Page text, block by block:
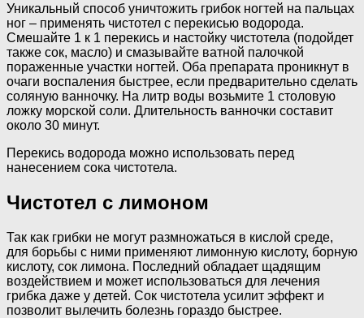
Уникальный способ уничтожить грибок ногтей на пальцах
ног – применять чистотел с перекисью водорода.
Смешайте 1 к 1 перекись и настойку чистотела (подойдет
также сок, масло) и смазывайте ватной палочкой
пораженные участки ногтей. Оба препарата проникнут в
очаги воспаления быстрее, если предварительно сделать
соляную ванночку. На литр воды возьмите 1 столовую
ложку морской соли. Длительность ванночки составит
около 30 минут.
Перекись водорода можно использовать перед
нанесением сока чистотела.
Чистотел с лимоном
Так как грибки не могут размножаться в кислой среде,
для борьбы с ними применяют лимонную кислоту, борную
кислоту, сок лимона. Последний обладает щадящим
воздействием и может использоваться для лечения
грибка даже у детей. Сок чистотела усилит эффект и
позволит вылечить болезнь гораздо быстрее.